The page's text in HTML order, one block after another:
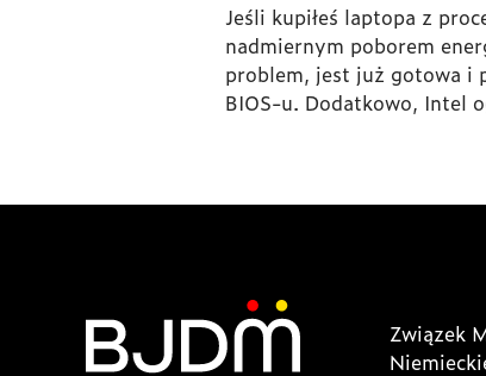
Jeśli kupiłeś laptopa z
nadmiernym poborem
problem, jest już gotowa i
BIOS-u. Dodatkowo, Intel
Związek